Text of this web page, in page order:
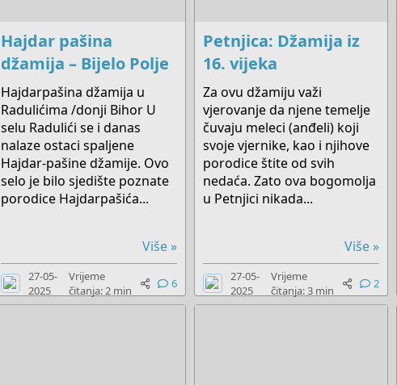
Hajdar pašina
džamija – Bijelo Polje
Hajdarpašina džamija u
Radulićima /donji Bihor U
selu Radulići se i danas
nalaze ostaci spaljene
Hajdar-pašine džamije. Ovo
selo je bilo sjedište poznate
porodice Hajdarpašića...
Više »
27-05-
2025
Vrijeme
čitanja: 2 min
6
Petnjica: Džamija iz
16. vijeka
Za ovu džamiju važi
vjerovanje da njene temelje
čuvaju meleci (anđeli) koji
svoje vjernike, kao i njihove
porodice štite od svih
nedaća. Zato ova bogomolja
u Petnjici nikada...
Više »
27-05-
2025
Vrijeme
čitanja: 3 min
2